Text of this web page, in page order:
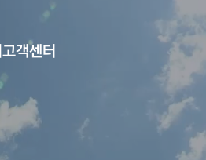
고객센터
공지사항
자료게시판